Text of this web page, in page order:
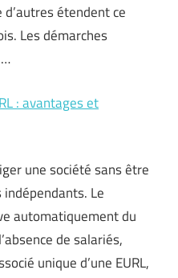
étendent ce
Les démarches
: avantages et
une société sans être
Le
automatiquement du
de salariés,
unique d’une EURL,